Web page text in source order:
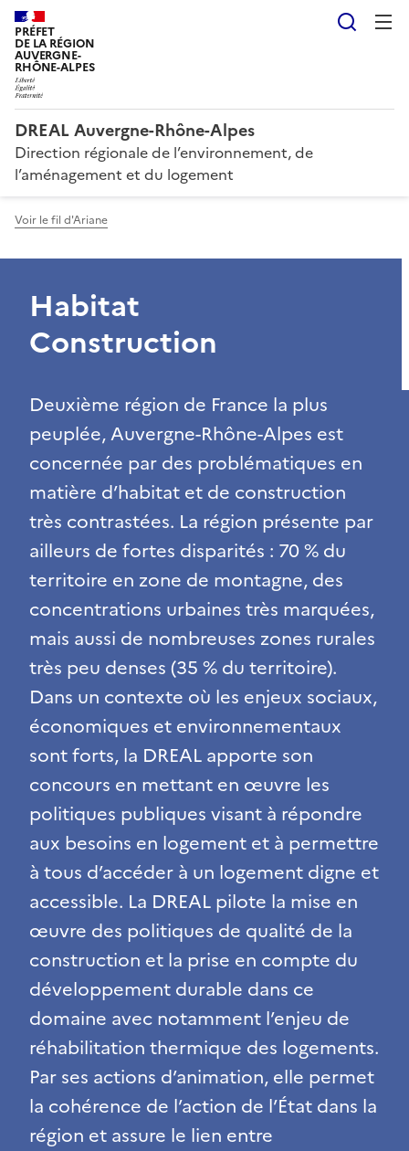
PRÉFET
DE LA RÉGION
AUVERGNE-
RHÔNE-ALPES
DREAL Auvergne-Rhône-Alpes
Direction régionale de l’environnement, de
l’aménagement et du logement
Voir le fil d'Ariane
Habitat
Construction
Deuxième région de France la plus
peuplée, Auvergne-Rhône-Alpes est
concernée par des problématiques en
matière d’habitat et de construction
très contrastées. La région présente par
ailleurs de fortes disparités : 70 % du
territoire en zone de montagne, des
concentrations urbaines très marquées,
mais aussi de nombreuses zones rurales
très peu denses (35 % du territoire).
Dans un contexte où les enjeux sociaux,
économiques et environnementaux
sont forts, la DREAL apporte son
concours en mettant en œuvre les
politiques publiques visant à répondre
aux besoins en logement et à permettre
à tous d’accéder à un logement digne et
accessible. La DREAL pilote la mise en
œuvre des politiques de qualité de la
construction et la prise en compte du
développement durable dans ce
domaine avec notamment l’enjeu de
réhabilitation thermique des logements.
Par ses actions d’animation, elle permet
la cohérence de l’action de l’État dans la
région et assure le lien entre